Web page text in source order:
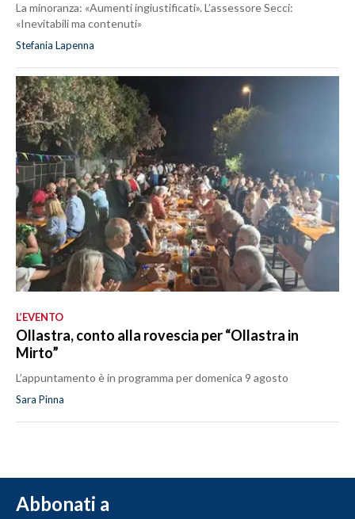
La minoranza: «Aumenti ingiustificati». L’assessore Secci:
«Inevitabili ma contenuti»
Stefania Lapenna
L’EVENTO
Ollastra, conto alla rovescia per “Ollastra in
Mirto”
L’appuntamento è in programma per domenica 9 agosto
Sara Pinna
Abbonati a